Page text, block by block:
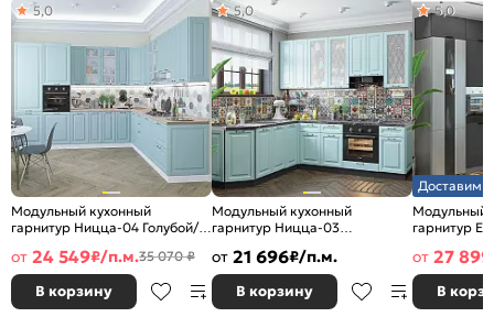
Модульный кухонный
гарнитур Ницца-04 Голубой/
5,0
от 24 549₽/п.м.35 070 ₽
В корзину
Модульный кухонный
гарнитур Ницца-03
2340x1890/2400x600
5,0
от 21 696₽/п.м.
В корзину
Доставим
Модульный
гарнитур
2500x2400/
5,0
от 27 899
В